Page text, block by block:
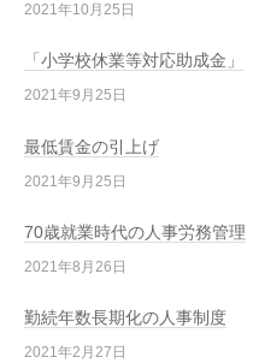
2021年10月25日
「小学校休業等対応助成金」
2021年9月25日
最低賃金の引上げ
2021年9月25日
70歳就業時代の人事労務管理
2021年8月26日
勤続年数長期化の人事制度
2021年2月27日